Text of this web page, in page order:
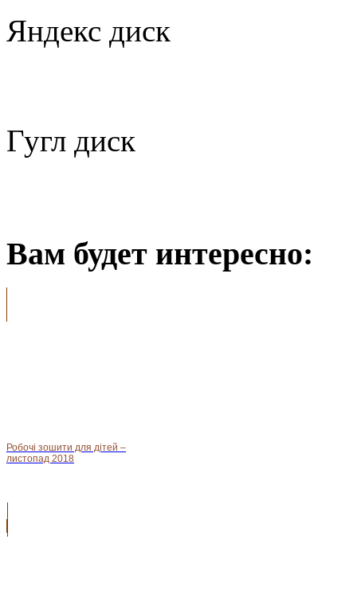
Яндекс диск
Гугл диск
Вам будет интересно:
Робочі зошити для дітей –
листопад 2018